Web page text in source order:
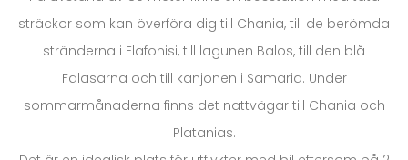
sträckor som kan överföra dig till Chania, till de berömda
stränderna i Elafonisi, till lagunen Balos, till den blå
Falasarna och till kanjonen i Samaria. Under
sommarmånaderna finns det nattvägar till Chania och
Platanias.